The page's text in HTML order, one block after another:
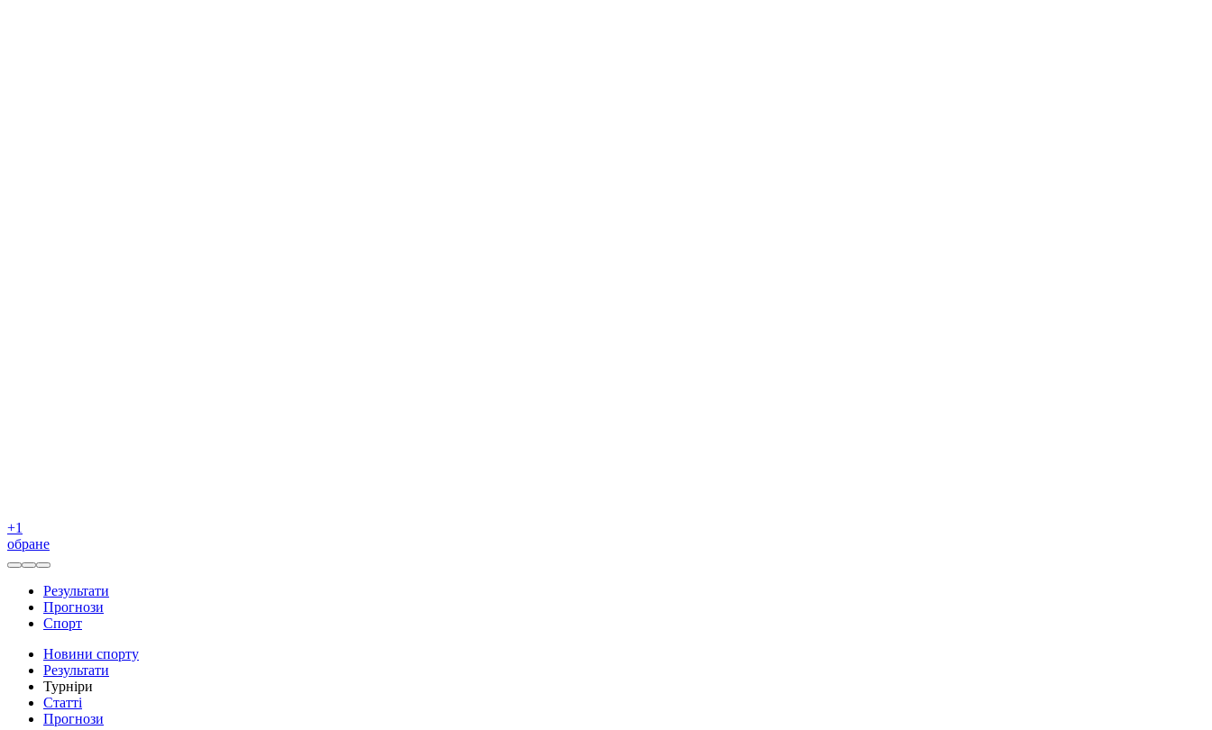
+1
обране
Результати
Прогнози
Спорт
Новини спорту
Результати
Турніри
Статті
Прогнози